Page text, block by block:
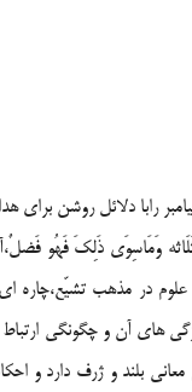
رابا دلائل روشن برای
در مذهب تشیّع،چاره
های آن و چگونگی
بلند و ژرف دارد و